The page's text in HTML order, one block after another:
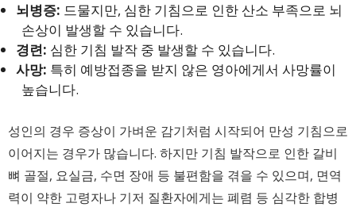
뇌병증: 드물지만, 심한 기침으로 인한 산소 부족으로 뇌
손상이 발생할 수 있습니다.
경련: 심한 기침 발작 중 발생할 수 있습니다.
사망: 특히 예방접종을 받지 않은 영아에게서 사망률이
높습니다.
성인의 경우 증상이 가벼운 감기처럼 시작되어 만성 기침으로
이어지는 경우가 많습니다. 하지만 기침 발작으로 인한 갈비
뼈 골절, 요실금, 수면 장애 등 불편함을 겪을 수 있으며, 면역
력이 약한 고령자나 기저 질환자에게는 폐렴 등 심각한 합병